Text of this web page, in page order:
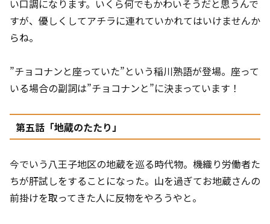
い口調になります。いくら何でもかわいそうだと思うんで
すが、優しくしてアチラに連れていかれてはいけませんか
らね。
”チョコナンと座っていた”という稲川熟語が登場。座って
いる場合の副詞は”チョコナンと”に決まっています！
第五話「地蔵のたたり」
今でいう八王子地区の地蔵を巡る時代物。機織り労働者た
ちが肝試しをすることになった。山を過ぎてお地蔵さんの
前掛けを取ってきた人に反物をやろうやと。